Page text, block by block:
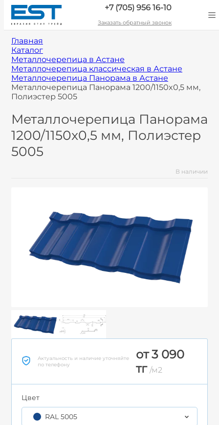
+7 (705) 956 16-10
Заказать обратный звонок
Главная
Каталог
Металлочерепица в Астане
Металлочерепица классическая в Астане
Металлочерепица Панорама в Астане
Металлочерепица Панорама 1200/1150x0,5 мм,
Полиэстер 5005
Металлочерепица Панорама
1200/1150x0,5 мм, Полиэстер
5005
В наличии
Актуальность и наличие уточняйте
по телефону
от 3 090
тг /м2
Цвет
RAL 5005